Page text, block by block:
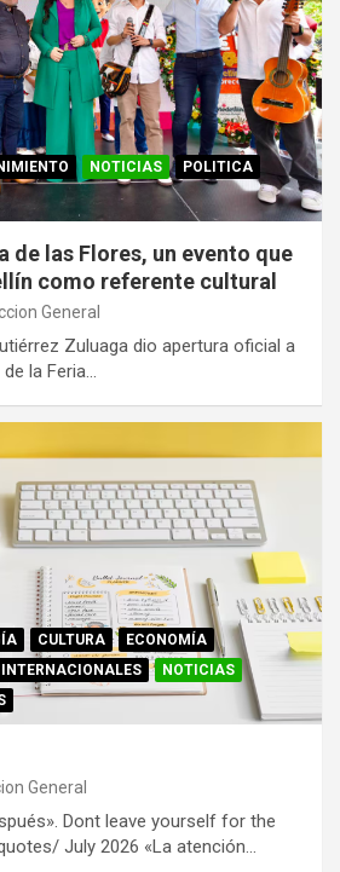
NOTICIAS
POLITICA
de las Flores, un evento que
como referente cultural
General
Zuluaga dio apertura oficial a
la Feria…
CULTURA
ECONOMÍA
INTERNACIONALES
NOTICIAS
General
Dont leave yourself for the
July 2026 «La atención…